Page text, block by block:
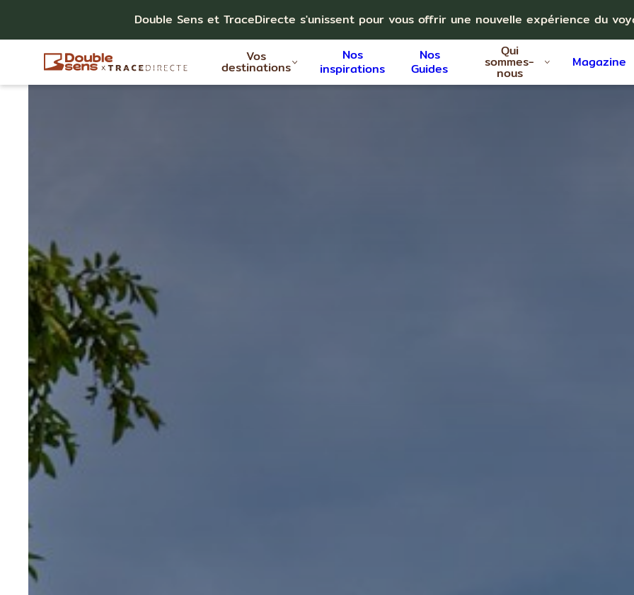
Double Sens et TraceDirecte s'unissent pour vous offrir une nouvelle expérience du
Vos
destinations
Nos
inspirations
Nos
Guides
Qui
sommes-
nous
Magazine